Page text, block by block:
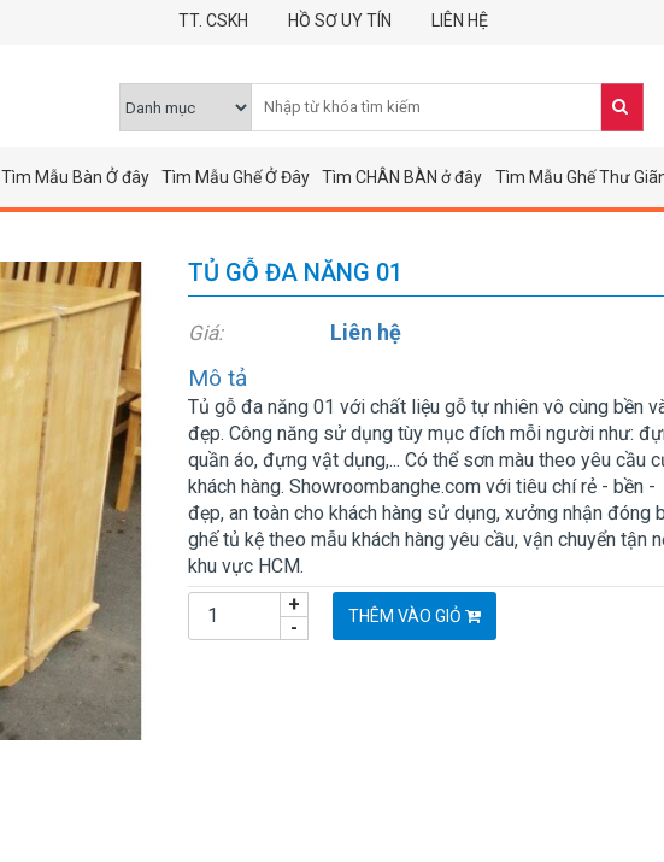
TT. CSKH HỒ SƠ UY TÍN LIÊN HỆ
Tìm Mẫu Bàn Ở đây Tìm Mẫu Ghế Ở Đây Tìm CHÂN BÀN ở đây Tìm Mẫu Ghế Thư
TỦ GỖ ĐA NĂNG 01
Giá: Liên hệ
Mô tả
Tủ gỗ đa năng 01 với chất liệu gỗ tự nhiên vô cùng bền
đẹp. Công năng sử dụng tùy mục đích mỗi người như:
quần áo, đựng vật dụng,... Có thể sơn màu theo yêu cầu
khách hàng. Showroombanghe.com với tiêu chí rẻ - bền -
đẹp, an toàn cho khách hàng sử dụng, xưởng nhận đóng
ghế tủ kệ theo mẫu khách hàng yêu cầu, vận chuyển tận
khu vực HCM.
-
+ THÊM VÀO GIỎ